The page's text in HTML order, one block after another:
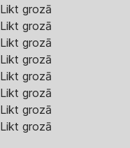
Likt grozā
Likt grozā
Likt grozā
Likt grozā
Likt grozā
Likt grozā
Likt grozā
Likt grozā